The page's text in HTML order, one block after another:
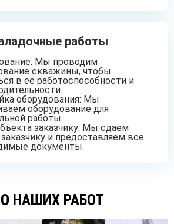
работы
Мы проводим
скважины, чтобы
в ее работоспособности и
оборудования: Мы
оборудование для
работы.
заказчику: Мы сдаем
и предоставляем все
документы.
НАШИХ РАБОТ